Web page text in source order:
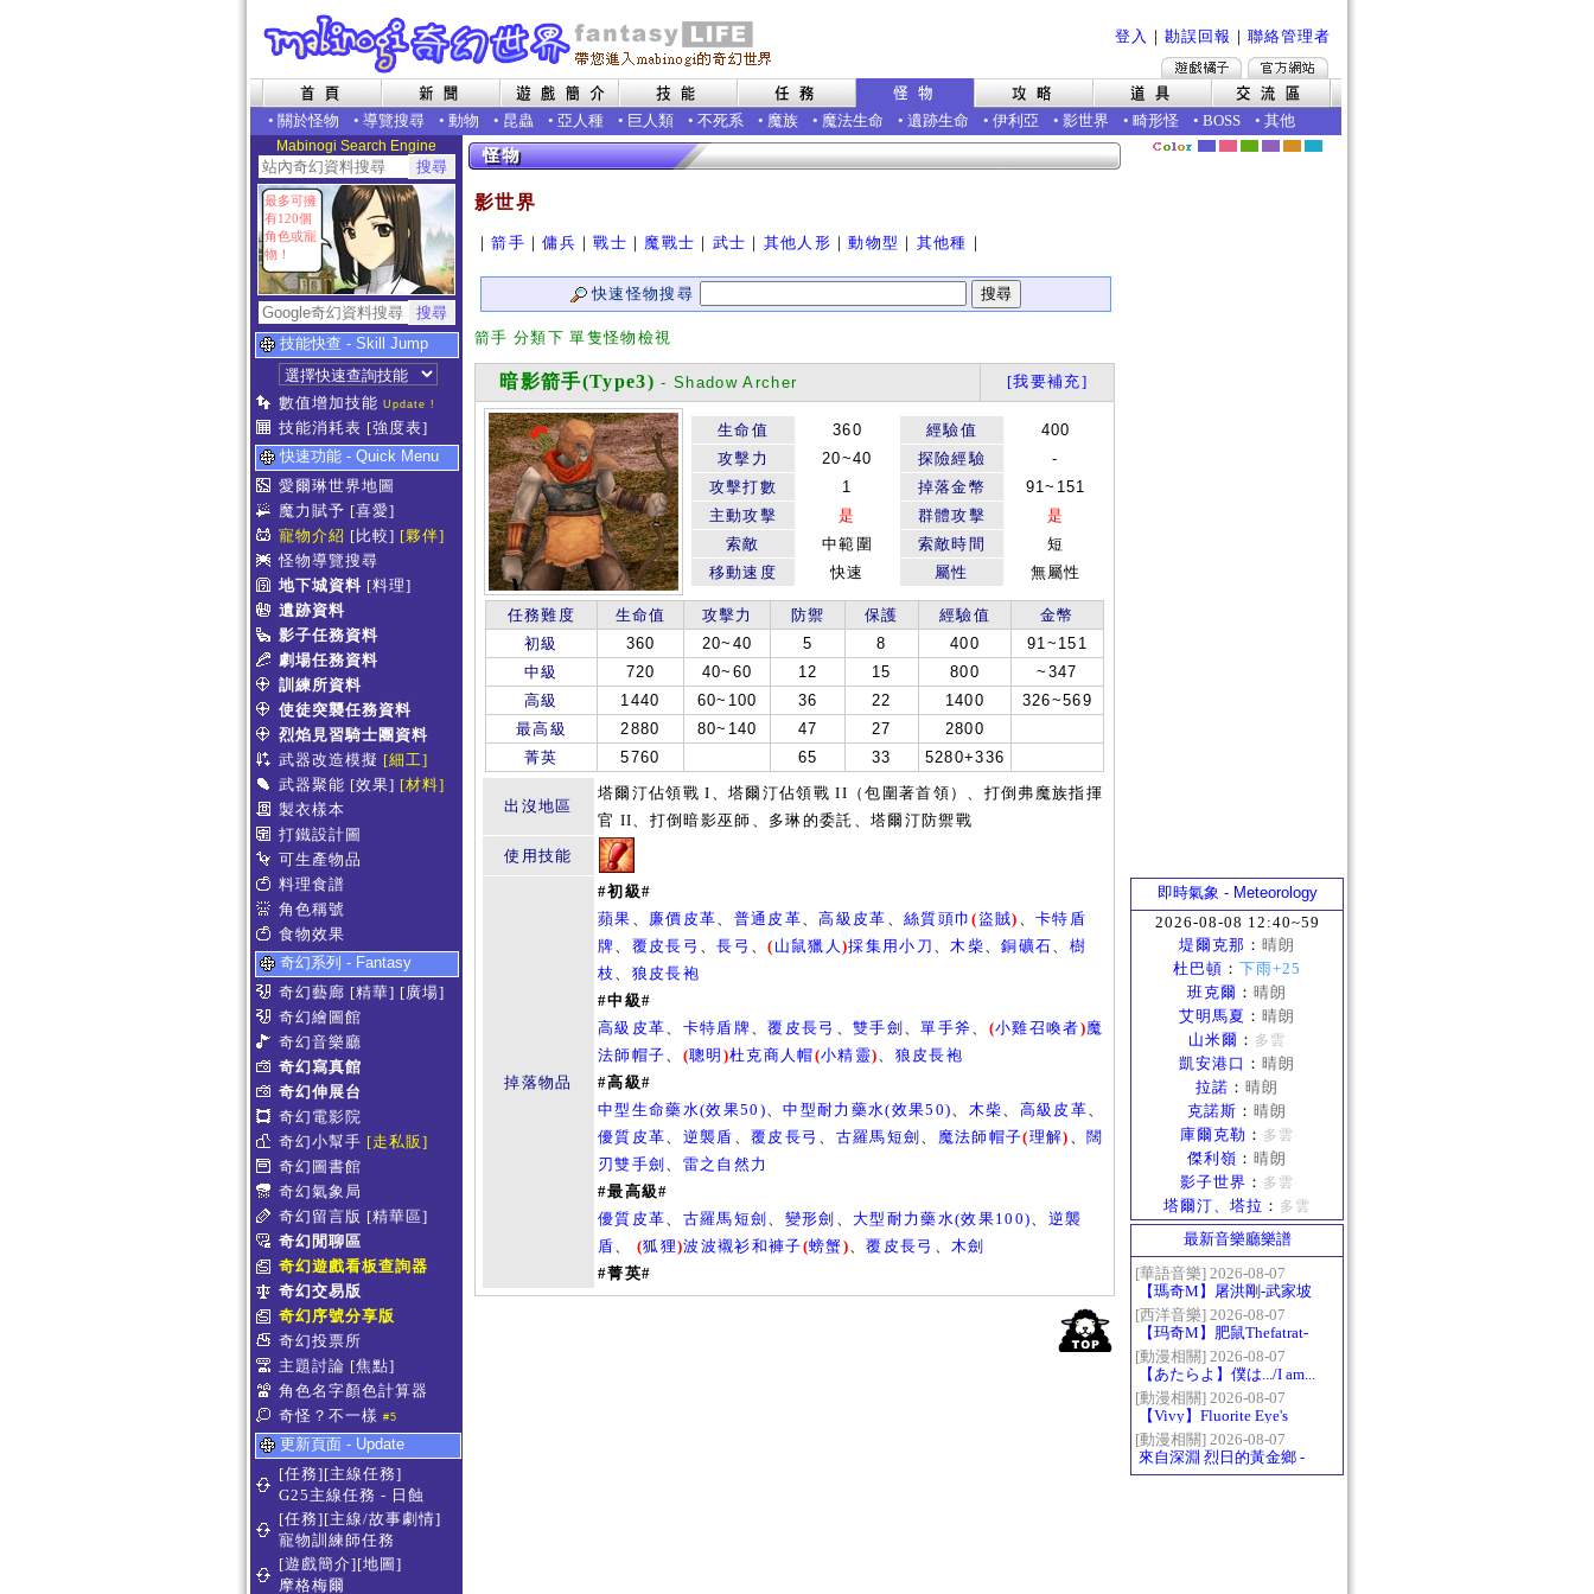
登入 ｜ 勘誤回報 ｜ 聯絡管理者
• 關於怪物 • 導覽搜尋 • 動物 • 昆蟲 • 亞人種 • 巨人類 • 不死系 • 魔族 • 魔法生命 • 遺跡生命 • 伊利亞 • 影世界 • 畸形怪 • BOSS • 其他
Mabinogi Search Engine
最多可擁
有120個
角色或寵
物！
技能快查 - Skill Jump
數值增加技能 Update !
技能消耗表 [強度表]
快速功能 - Quick Menu
愛爾琳世界地圖
魔力賦予 [喜愛]
寵物介紹 [比較] [夥伴]
怪物導覽搜尋
地下城資料 [料理]
遺跡資料
影子任務資料
劇場任務資料
訓練所資料
使徒突襲任務資料
烈焰見習騎士團資料
武器改造模擬 [細工]
武器聚能 [效果] [材料]
製衣樣本
打鐵設計圖
可生產物品
料理食譜
角色稱號
食物效果
奇幻系列 - Fantasy
奇幻藝廊 [精華] [廣場]
奇幻繪圖館
奇幻音樂廳
奇幻寫真館
奇幻伸展台
奇幻電影院
奇幻小幫手 [走私販]
奇幻圖書館
奇幻氣象局
奇幻留言版 [精華區]
奇幻閒聊區
奇幻遊戲看板查詢器
奇幻交易版
奇幻序號分享版
奇幻投票所
主題討論 [焦點]
角色名字顏色計算器
奇怪？不一樣 #5
更新頁面 - Update
[任務][主線任務]
G25主線任務 - 日蝕
[任務][主線/故事劇情]
寵物訓練師任務
[遊戲簡介][地圖]
摩格梅爾
影世界
｜箭手 ｜傭兵 ｜戰士 ｜ 魔戰士 ｜ 武士 ｜ 其他人形 ｜動物型 ｜ 其他種 ｜
快速怪物搜尋
箭手 分類下 單隻怪物檢視
暗影箭手(Type3) - Shadow Archer [我要補充]
生命值 360 經驗值
400
攻擊力
20~40 探險經驗
-
攻擊打數
1 掉落金幣
91~151
主動攻擊
是 群體攻擊
是
索敵
中範圍 索敵時間
短
移動速度
快速 屬性 無屬性
任務難度 生命值 攻擊力 防禦 保護 經驗值
金幣
初級
360 20~40 5 8 400
91~151
中級
720 40~60 12 15 800
~347
高級
1440 60~100 36 22 1400
326~569
最高級
2880 80~140 47 27
2800
菁英
5760 65 33 5280+336
出沒地區
塔爾汀佔領戰 I、塔爾汀佔領戰 II（包圍著首領）、打倒弗魔族指揮
官 II、打倒暗影巫師、多琳的委託、塔爾汀防禦戰
使用技能
掉落物品
#初級#
蘋果 、 廉價皮革、 普通皮革、高級皮革 、絲質頭巾(盜賊) 、卡特盾
牌、 覆皮長弓 、長弓 、( 山鼠獵人)採集用小刀 、木柴、銅礦石、 樹
枝、 狼皮長袍
#中級#
高級皮革、 卡特盾牌、覆皮長弓 、雙手劍 、單手斧、 (小雞召喚者)魔
法師帽子、 (聰明 )杜克商人帽(小精靈)、 狼皮長袍
#高級#
中型生命藥水(效果50)、中型耐力藥水(效果50)、 木柴、 高級皮革、
優質皮革、 逆襲盾 、覆皮長弓 、 古羅馬短劍 、 魔法師帽子(理解) 、 闊
刃雙手劍 、 雷之自然力
#最高級#
優質皮革、 古羅馬短劍 、 變形劍 、 大型耐力藥水(效果100)、 逆襲
盾、(狐狸)波波襯衫和褲子(螃蟹)、覆皮長弓 、木劍
#菁英#
即時氣象 - Meteorology
2026-08-08 12:40~59
堤爾克那 ： 晴朗
杜巴頓 ： 下雨+25
班克爾 ： 晴朗
艾明馬夏 ： 晴朗
山米爾 ： 多雲
凱安港口 ： 晴朗
拉諾 ： 晴朗
克諾斯 ： 晴朗
庫爾克勒 ： 多雲
傑利嶺 ： 晴朗
影子世界 ： 多雲
塔爾汀、塔拉 ： 多雲
最新音樂廳樂譜
[華語音樂] 2026-08-07
【瑪奇M】屠洪剛-武家坡
2021
[西洋音樂] 2026-08-07
【玛奇M】肥鼠Thefatrat-
Monody
[動漫相關] 2026-08-07
【あたらよ】僕は.../I am...
（我內心的糟糕念頭/僕の
心のヤバイやつ第二季
OP）
[動漫相關] 2026-08-07
【Vivy】Fluorite Eye's
Song
[動漫相關] 2026-08-07
來自深淵 烈日的黃金鄉 -
Gravity